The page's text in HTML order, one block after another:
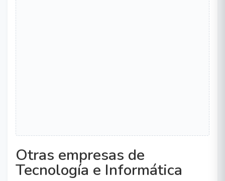
Otras empresas de
Tecnología e Informática